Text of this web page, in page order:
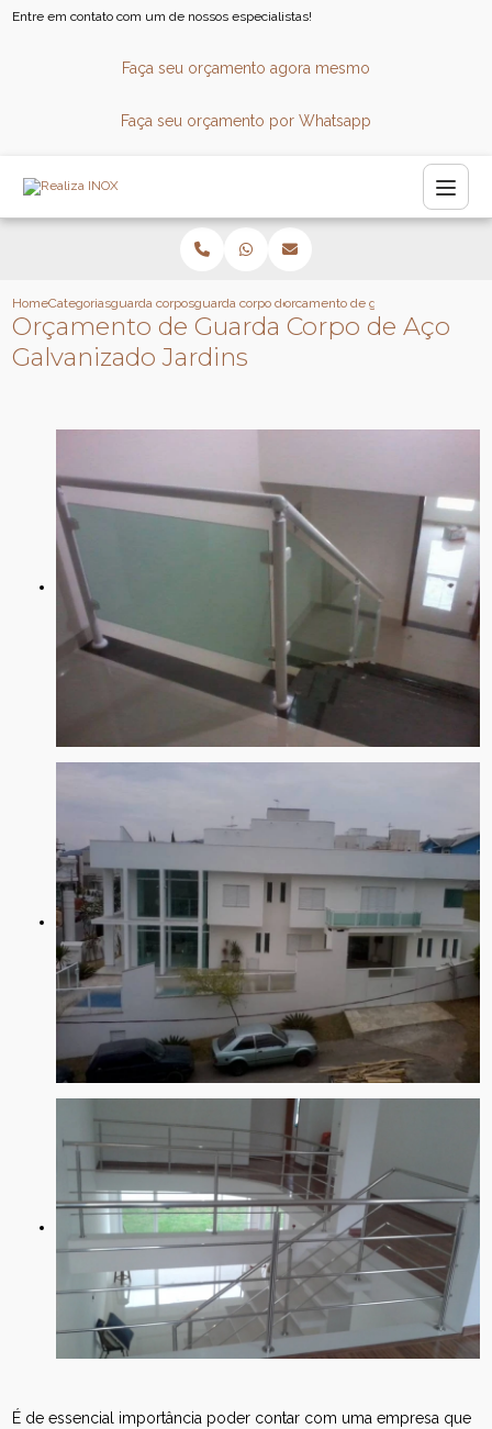
Entre em contato com um de nossos especialistas!
Faça seu orçamento agora mesmo
Faça seu orçamento por Whatsapp
HomeCategoriasguarda corposguarda corpo de aluminio e vidro
orcamento de guarda corpo de
Orçamento de Guarda Corpo de Aço
Galvanizado Jardins
É de essencial importância poder contar com uma empresa que